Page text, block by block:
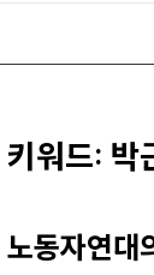
키워드: 박
노동자연대